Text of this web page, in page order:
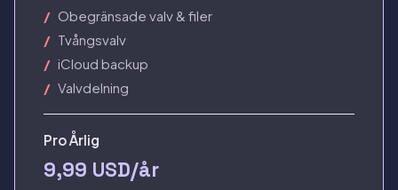
Obegränsade valv & filer
Tvångsvalv
iCloud backup
Valvdelning
Pro Årlig
9,99 USD/år